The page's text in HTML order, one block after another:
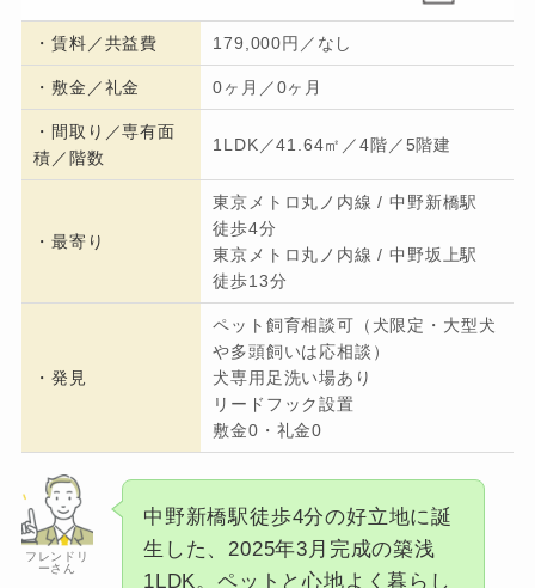
・賃料／共益費 179,000円／なし
・ 敷金／礼金 0ヶ月／0ヶ月
・間取り／専有面
積／階数
1LDK／41.64㎡／4階／5階建
・最寄り
東京メトロ丸ノ内線 / 中野新橋駅
徒歩4分
東京メトロ丸ノ内線 / 中野坂上駅
徒歩13分
・発見
ペット飼育相談可（犬限定・大型犬
や多頭飼いは応相談）
犬専用足洗い場あり
リードフック設置
敷金0・礼金0
フレンドリ
ーさん
中野新橋駅徒歩4分の好立地に誕
生した、2025年3月完成の築浅
1LDK。ペットと心地よく暮らし